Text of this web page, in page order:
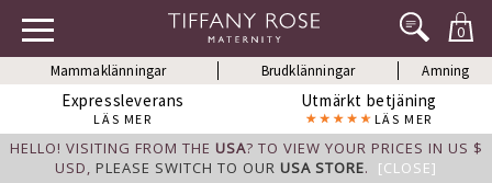
0
Mammaklänningar Brudklänningar Amning
Expressleverans
LÄS MER
Utmärkt betjäning
LÄS MER
HELLO! VISITING FROM THE USA? TO VIEW YOUR PRICES IN US $
USD, PLEASE SWITCH TO OUR USA STORE. [CLOSE]